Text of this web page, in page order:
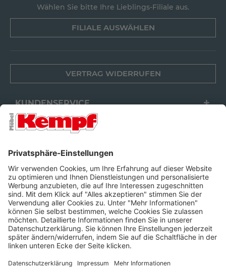
Wählen Sie bitte Ihre Lieblings-Filiale aus.
FILIALE AUSWÄHLEN
VERTRAG WIDERRUFEN
KUNDENSERVICE
FILIALEN
FOLGEN SIE UNS
Barrierefreiheit Cookie-Einstellungen Widerrufsrecht